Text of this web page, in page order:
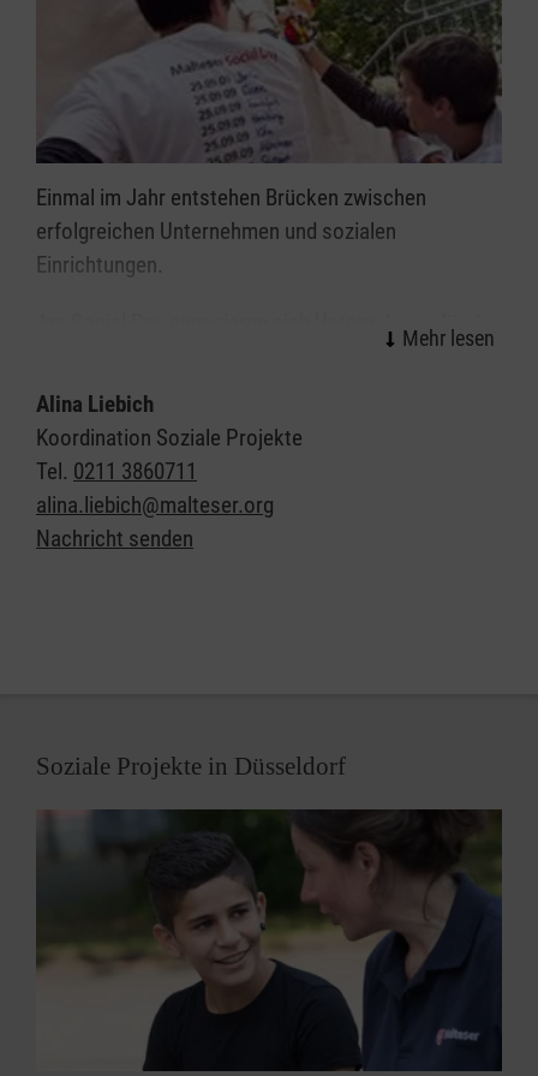
Einmal im Jahr entstehen Brücken zwischen
erfolgreichen Unternehmen und sozialen
Einrichtungen.
Am Social Day engagieren sich Unternehmen für das
Gemeinwohl. Sie stellen Mitarbeiter für soziale
Projekte frei. Das Konzept ist so einfach wie
nachhaltig: Teams aus den teilnehmenden
Unternehmen helfen bedürftigen Menschen und
sozialen Einrichtungen. Renovierungs- und
Bauprojekte, gemeinsame Ausflüge mit Kindern,
alten Menschen oder Menschen mit Behinderung,
Einrichtungen.
Alina Liebich
Koordination Soziale Projekte
Tel. 0211 3860711
alina.liebich@malteser.org
Nachricht senden
Soziale Projekte in Düsseldorf